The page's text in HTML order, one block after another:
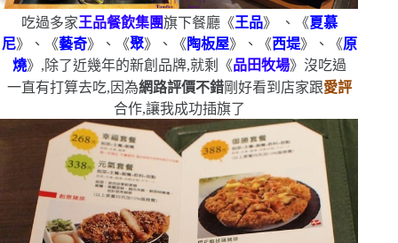
吃過多家王品餐飲集團旗下餐廳《王品》 、《夏慕
尼》、《藝奇》、《聚》、《陶板屋》、《西堤》、《原
燒》,除了近幾年的新創品牌,就剩《品田牧場》沒吃過
一直有打算去吃,因為網路評價不錯剛好看到店家跟愛評
合作,讓我成功插旗了